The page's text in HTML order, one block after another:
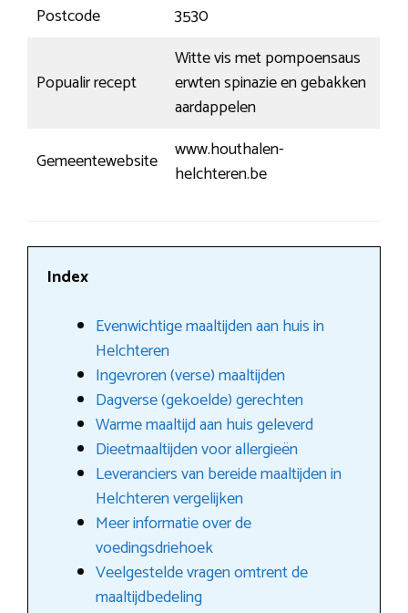
Postcode
3530
Popualir recept
Witte vis met pompoensaus
erwten spinazie en gebakken
aardappelen
Gemeentewebsite
www.houthalen-
helchteren.be
Index
Evenwichtige maaltijden aan huis in
Helchteren
Ingevroren (verse) maaltijden
Dagverse (gekoelde) gerechten
Warme maaltijd aan huis geleverd
Dieetmaaltijden voor allergieën
Leveranciers van bereide maaltijden in
Helchteren vergelijken
Meer informatie over de
voedingsdriehoek
Veelgestelde vragen omtrent de
maaltijdbedeling